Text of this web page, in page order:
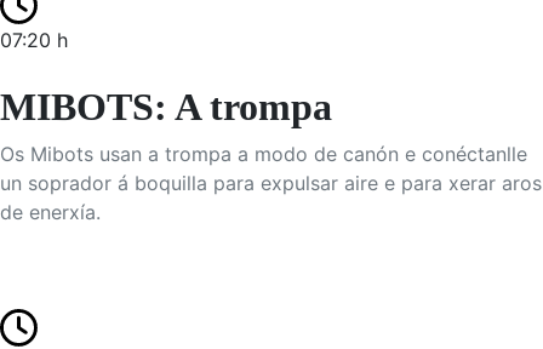
07:20 h
MIBOTS: A trompa
Os Mibots usan a trompa a modo de canón e conéctanlle
un soprador á boquilla para expulsar aire e para xerar aros
de enerxía.